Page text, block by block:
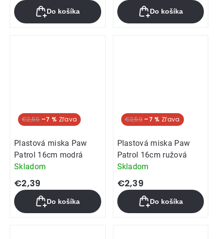
Do košíka Do košíka
€2,59 –7 %
Plastová miska Paw
Patrol 16cm modrá
Skladom
€2,39
Do košíka
€2,59 –7 %
Plastová miska Paw
Patrol 16cm ružová
Skladom
€2,39
Do košíka